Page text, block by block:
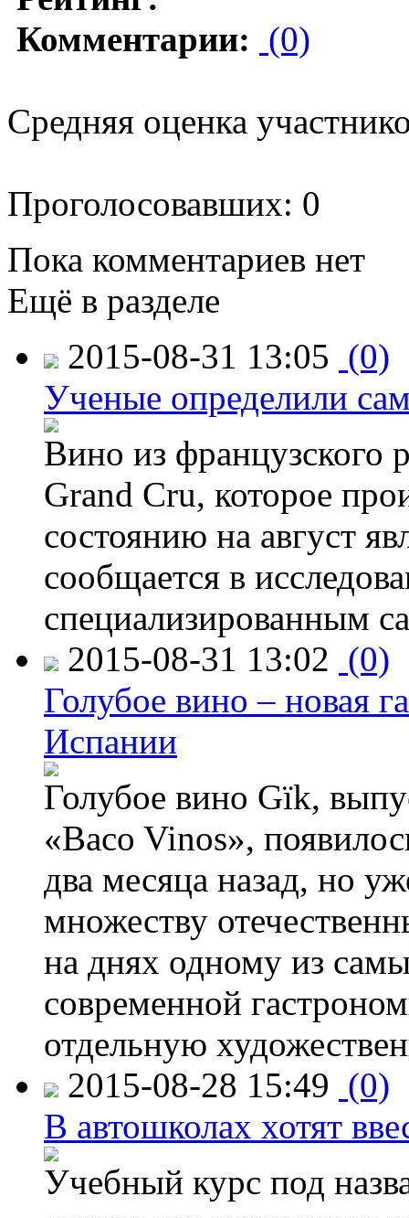
Комментарии: (0)
Средняя оценка
Проголосовавших: 0
Пока комментариев нет
Ещё в разделе
2015-08-31 13:05 (0)
Ученые определили
Вино из французского
Grand Cru, которое
состоянию на август
сообщается в
специализированным
2015-08-31 13:02 (0)
Голубое вино – новая
Испании
Голубое вино Gïk,
«Baco Vinos»,
два месяца назад, но
множеству
на днях одному из
современной
отдельную
2015-08-28 15:49 (0)
В автошколах хотят
Учебный курс под